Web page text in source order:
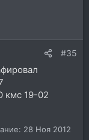
#35
19-02
28 Ноя 2012